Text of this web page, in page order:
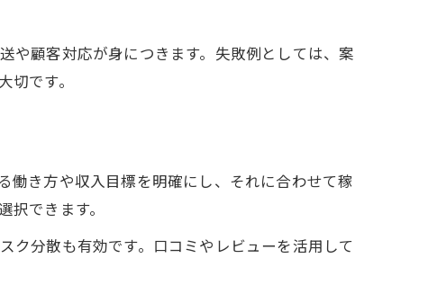
や顧客対応が身につきます。失敗例としては、案
です。
働き方や収入目標を明確にし、それに合わせて稼
できます。
ク分散も有効です。口コミやレビューを活用して